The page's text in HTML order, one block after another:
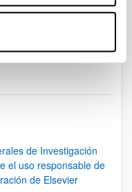
Use TAB para
de Investigación
el uso responsable de
de Elsevier